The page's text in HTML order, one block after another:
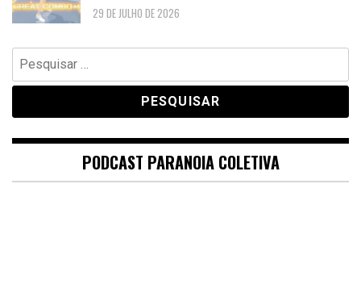
29 DE JULHO DE 2026
Pesquisar
por:
PODCAST PARANOIA COLETIVA